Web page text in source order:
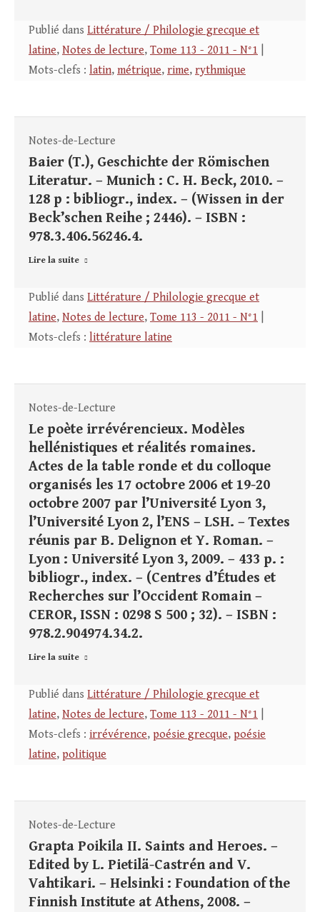
Publié dans Littérature / Philologie grecque et
latine, Notes de lecture, Tome 113 - 2011 - N°1
Mots-clefs : latin, métrique, rime, rythmique
Notes-de-Lecture
Baier (T.), Geschichte der Römischen
Literatur. – Munich : C. H. Beck, 2010. –
128 p : bibliogr., index. – (Wissen in der
Beck’schen Reihe ; 2446). – ISBN :
978.3.406.56246.4.
Lire la suite
Publié dans Littérature / Philologie grecque et
latine, Notes de lecture, Tome 113 - 2011 - N°1
Mots-clefs : littérature latine
Notes-de-Lecture
Le poète irrévérencieux. Modèles
hellénistiques et réalités romaines.
Actes de la table ronde et du colloque
organisés les 17 octobre 2006 et 19-20
octobre 2007 par l’Université Lyon 3,
l’Université Lyon 2, l’ENS – LSH. – Textes
réunis par B. Delignon et Y. Roman. –
Lyon : Université Lyon 3, 2009. – 433 p. :
bibliogr., index. – (Centres d’Études et
Recherches sur l’Occident Romain –
CEROR, ISSN : 0298 S 500 ; 32). – ISBN :
978.2.904974.34.2.
Lire la suite
Publié dans Littérature / Philologie grecque et
latine, Notes de lecture, Tome 113 - 2011 - N°1
Mots-clefs : irrévérence, poésie grecque, poésie
latine, politique
Notes-de-Lecture
Grapta Poikila II. Saints and Heroes. –
Edited by L. Pietilä-Castrén and V.
Vahtikari. – Helsinki : Foundation of the
Finnish Institute at Athens, 2008. –